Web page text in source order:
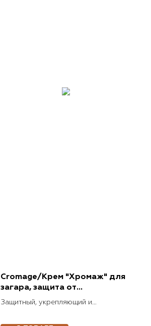
Cromage/Крем "Хромаж" для
загара, защита от
фотостарения
Защитный, укрепляющий и